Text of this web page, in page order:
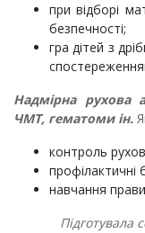
при відборі
безпечності;
гра дітей з
Надмірна рухова
ЧМТ, гематоми ін.
контроль
профілактичні
навчання
Підготувала